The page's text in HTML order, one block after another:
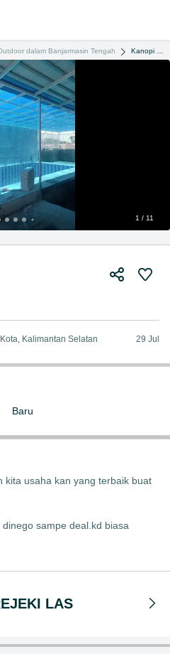
dalam Banjarmasin Tengah
1 / 11
Kalimantan Selatan 29 Jul
Baru
kita usaha kan yang terbaik buat
sampe deal.kd biasa
LAS